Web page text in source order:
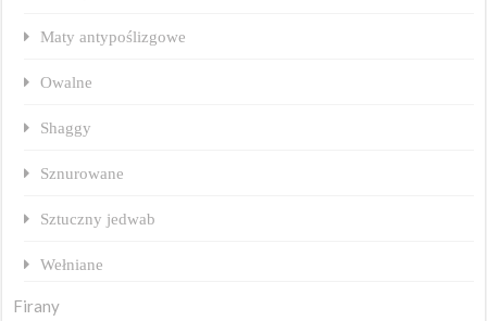
Maty antypoślizgowe
Owalne
Shaggy
Sznurowane
Sztuczny jedwab
Wełniane
Firany